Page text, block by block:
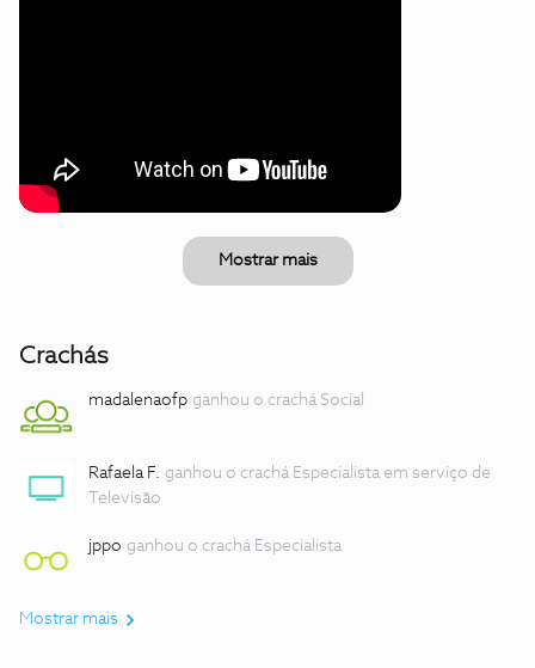
Mostrar mais
Crachás
madalenaofp ganhou o crachá Social
Rafaela F. ganhou o crachá Especialista em serviço de
Televisão
jppo ganhou o crachá Especialista
Mostrar mais